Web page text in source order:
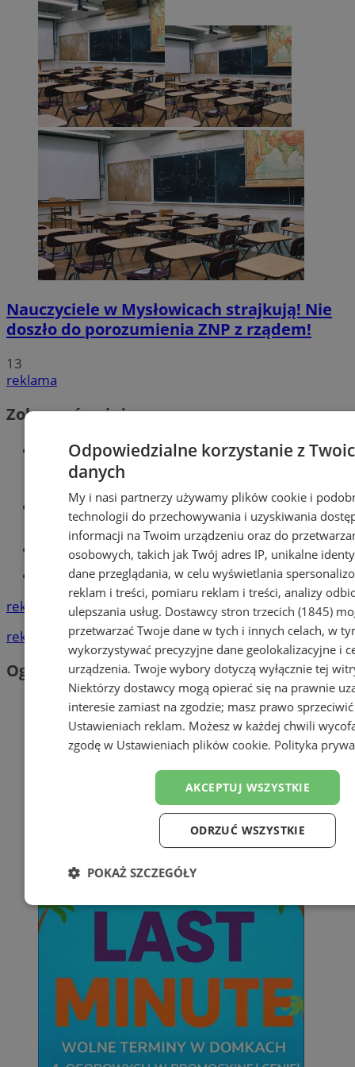
Nauczyciele w Mysłowicach strajkują! Nie
doszło do porozumienia ZNP z rządem!
13
reklama
Zobacz również
Wiadomości kryminalne w
Mysłowicach
Wiadomości lokalne
Kursy języka angielskiego
Tworzenie stron www - Mysłowice
reklama
reklama
Ogłoszenia
Odpowiedzialne korzystanie z
danych
My i nasi partnerzy używamy plików cookie i
technologii do przechowywania i uzyskiwania
informacji na Twoim urządzeniu oraz do
osobowych, takich jak Twój adres IP, unikalne
dane przeglądania, w celu wyświetlania
reklam i treści, pomiaru reklam i treści, analizy
ulepszania usług. Dostawcy stron trzecich (1845)
przetwarzać Twoje dane w tych i innych celach, w
wykorzystywać precyzyjne dane geolokalizacyjne i
urządzenia. Twoje wybory dotyczą wyłącznie tej
Niektórzy dostawcy mogą opierać się na prawnie
interesie zamiast na zgodzie; masz prawo
Ustawieniach reklam. Możesz w każdej chwili
zgodę w Ustawieniach plików cookie. Polityka
AKCEPTUJ WSZYSTKIE
ODRZUĆ WSZYSTKIE
POKAŻ SZCZEGÓŁY
Niezbędne Wydajność Targetowanie